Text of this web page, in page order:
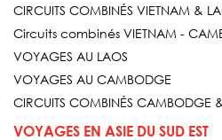
CIRCUITS COMBINÉS VIETNAM &
Circuits combinés VIETNAM -
VOYAGES AU LAOS
VOYAGES AU CAMBODGE
CIRCUITS COMBINÉS CAMBODGE
VOYAGES EN ASIE DU SUD EST